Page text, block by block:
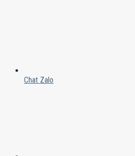
Chat Zalo